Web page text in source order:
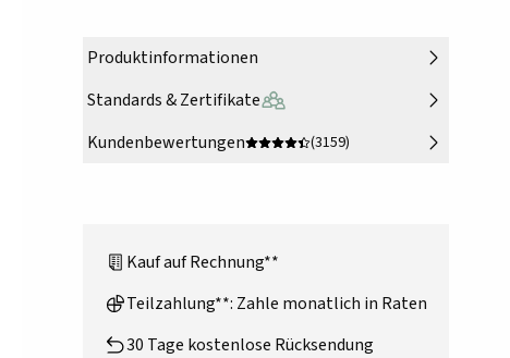
Produktinformationen
Standards & Zertifikate
Kundenbewertungen
(3159)
Kauf auf Rechnung**
Teilzahlung**: Zahle monatlich in Raten
30 Tage kostenlose Rücksendung